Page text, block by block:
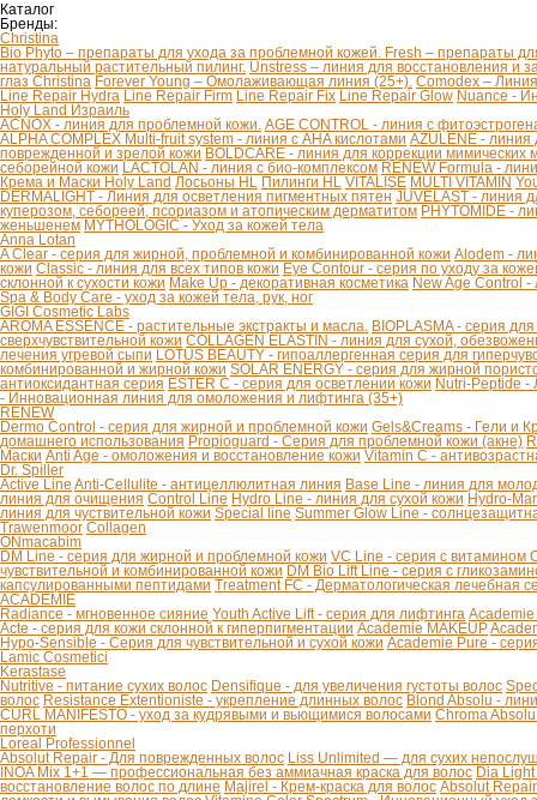
Каталог
Бренды:
Christina
Bio Phyto – препараты для ухода за проблемной кожей. Fresh – препараты
натуральный растительный пилинг. Unstress – линия для восстановления и
глаз Christina Forever Young – Омолаживающая линия (25+). Comodex –
Line Repair Hydra Line Repair Firm Line Repair Fix Line Repair Glow Nuance -
Holy Land Израиль
ACNOX - линия для проблемной кожи. AGE CONTROL - линия с
ALPHA COMPLEX Multi-fruit system - линия с AHA кислотами AZULENE - линия
поврежденной и зрелой кожи BOLDCARE - линия для коррекции мимических
себорейной кожи LACTOLAN - линия с био-комплексом RENEW Formula -
Крема и Маски Holy Land Лосьоны HL Пилинги HL VITALISE MULTI VITAMIN
DERMALIGHT - Линия для осветления пигментных пятен JUVELAST - линия
куперозом, себореей, псориазом и атопическим дерматитом PHYTOMIDE -
женьшенем MYTHOLOGIC - Уход за кожей тела
Anna Lotan
A Clear - серия для жирной, проблемной и комбинированной кожи Alodem -
кожи Classic - линия для всех типов кожи Eye Contour - серия по уходу за
склонной к сухости кожи Make Up - декоративная косметика New Age Control
Spa & Body Care - уход за кожей тела, рук, ног
GIGI Cosmetic Labs
AROMA ESSENCE - растительные экстракты и масла. BIOPLASMA - серия
сверхчувствительной кожи COLLAGEN ELASTIN - линия для сухой,
лечения угревой сыпи LOTUS BEAUTY - гипоаллергенная серия для
комбинированной и жирной кожи SOLAR ENERGY - серия для жирной
антиоксидантная серия ESTER C - серия для осветлении кожи Nutri-Peptide -
- Инновационная линия для омоложения и лифтинга (35+)
RENEW
Dermo Control - серия для жирной и проблемной кожи Gels&Creams - Гели и
домашнего использования Propioguard - Серия для проблемной кожи (акне)
Маски Anti Age - омоложения и восстановление кожи Vitamin C -
Dr. Spiller
Active Line Anti-Cellulite - антицеллюлитная линия Base Line - линия для
линия для очищения Control Line Hydro Line - линия для сухой кожи Hydro-
линия для чуствительной кожи Special line Summer Glow Line -
Trawenmoor Collagen
ONmacabim
DM Line - серия для жирной и проблемной кожи VC Line - серия с витамином
чувствительной и комбинированной кожи DM Bio Lift Line - cерия с
капсулированными пептидами Treatment FC - Дерматологическая лечебная
ACADEMIE
Radiance - мгновенное сияние Youth Active Lift - серия для лифтинга
Acte - серия для кожи склонной к гиперпигментации Academie MAKEUP
Hypo-Sensible - Серия для чувствительной и сухой кожи Academie Pure -
Lamic Cosmetici
Kerastase
Nutritive - питание сухих волос Densifique - для увеличения густоты волос
волос Resistance Extentioniste - укрепление длинных волос Blond Absolu -
CURL MANIFESTO - уход за кудрявыми и вьющимися волосами Chroma
перхоти
Loreal Professionnel
Absolut Repair - Для поврежденных волос Liss Unlimited — для сухих
INOA Mix 1+1 — профессиональная без аммиачная краска для волос Dia
восстановление волос по длине Majirel - Крем-краска для волос Absolut